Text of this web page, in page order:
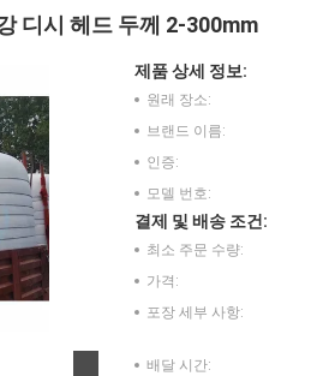
디시 헤드 두께 2-300mm
제품 상세 정보:
원래 장소:
브랜드 이름:
인증:
모델 번호:
결제 및 배송 조건:
최소 주문 수량:
가격:
포장 세부 사항:
배달 시간: